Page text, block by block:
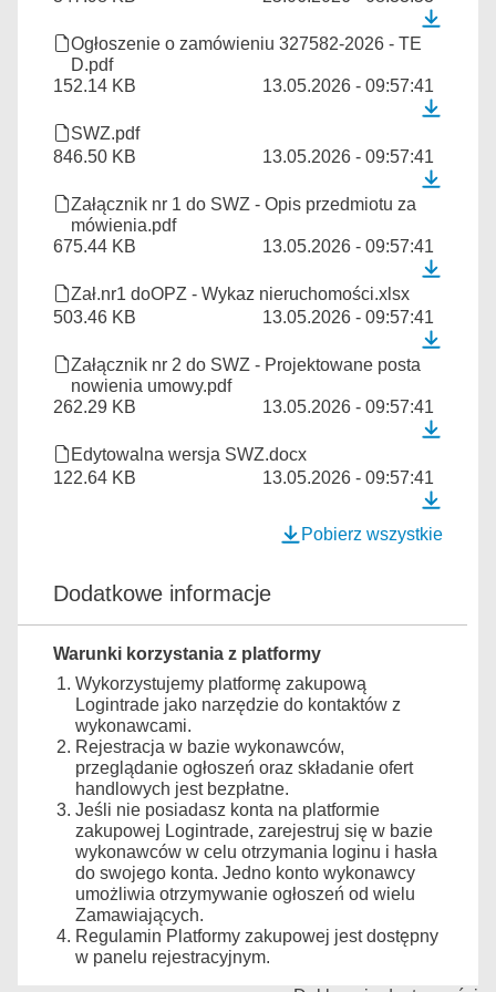
Ogłoszenie o zamówieniu 327582-2026 - TE
D.pdf
152.14 KB
13.05.2026 - 09:57:41
SWZ.pdf
846.50 KB
13.05.2026 - 09:57:41
Załącznik nr 1 do SWZ - Opis przedmiotu za
mówienia.pdf
675.44 KB
13.05.2026 - 09:57:41
Zał.nr1 doOPZ - Wykaz nieruchomości.xlsx
503.46 KB
13.05.2026 - 09:57:41
Załącznik nr 2 do SWZ - Projektowane posta
nowienia umowy.pdf
262.29 KB
13.05.2026 - 09:57:41
Edytowalna wersja SWZ.docx
122.64 KB
13.05.2026 - 09:57:41
Pobierz wszystkie
Dodatkowe informacje
Warunki korzystania z platformy
Wykorzystujemy platformę zakupową
Logintrade jako narzędzie do kontaktów z
wykonawcami.
Rejestracja w bazie wykonawców,
przeglądanie ogłoszeń oraz składanie ofert
handlowych jest bezpłatne.
Jeśli nie posiadasz konta na platformie
zakupowej Logintrade, zarejestruj się w bazie
wykonawców w celu otrzymania loginu i hasła
do swojego konta. Jedno konto wykonawcy
umożliwia otrzymywanie ogłoszeń od wielu
Zamawiających.
Regulamin Platformy zakupowej jest dostępny
w panelu rejestracyjnym.